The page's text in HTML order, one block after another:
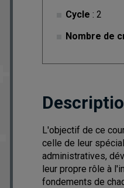
Cycle : 2
Nombre de
L'objectif de ce
celle de leur
administratives,
leur propre rôle à
fondements de